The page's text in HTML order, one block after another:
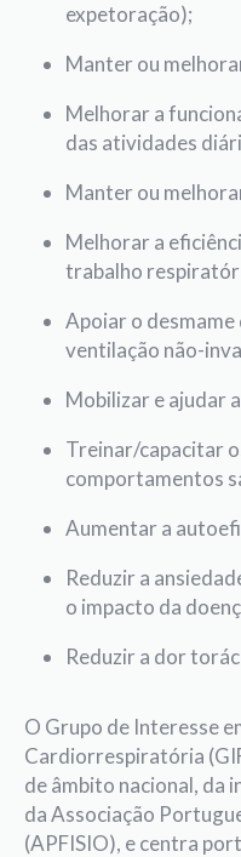
expetoração);
Manter ou
Melhorar a
das atividades
Manter ou
Melhorar a
trabalho
Apoiar o desmame
ventilação não-
Mobilizar e ajudar
Treinar/capacitar
comportamentos
Aumentar a
Reduzir a
o impacto da
Reduzir a dor
O Grupo de Interesse
Cardiorrespiratória
de âmbito nacional, da
da Associação
(APFISIO), e centra